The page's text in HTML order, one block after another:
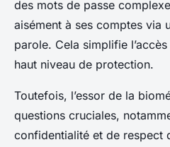
des mots de passe
aisément à ses comptes via
parole. Cela simplifie
haut niveau de protection.
Toutefois, l’essor de la
questions cruciales,
confidentialité et de respect